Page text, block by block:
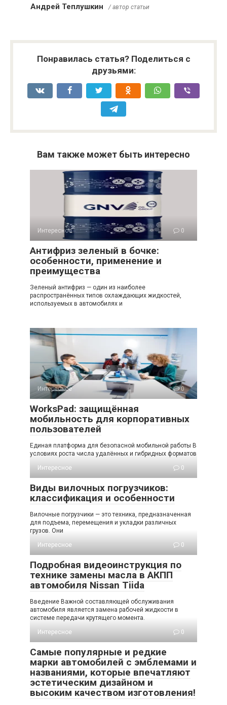
Андрей Теплушкин / автор статьи
Понравилась статья? Поделиться с
друзьями:
Вам также может быть интересно
Интересное 0
Антифриз зеленый в бочке:
особенности, применение и
преимущества
Зеленый антифриз — один из наиболее
распространённых типов охлаждающих жидкостей,
используемых в автомобилях и
Интересное 0
WorksPad: защищённая
мобильность для корпоративных
пользователей
Единая платформа для безопасной мобильной работы В
условиях роста числа удалённых и гибридных форматов
Интересное
0
Виды вилочных погрузчиков:
классификация и особенности
Вилочные погрузчики — это техника, предназначенная
для подъема, перемещения и укладки различных
грузов. Они
Интересное
0
Подробная видеоинструкция по
технике замены масла в АКПП
автомобиля Nissan Tiida
Введение Важной составляющей обслуживания
автомобиля является замена рабочей жидкости в
системе передачи крутящего момента.
Интересное
0
Самые популярные и редкие
марки автомобилей с эмблемами и
названиями, которые впечатляют
эстетическим дизайном и
высоким качеством изготовления!